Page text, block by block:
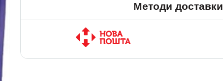
Методи доставки